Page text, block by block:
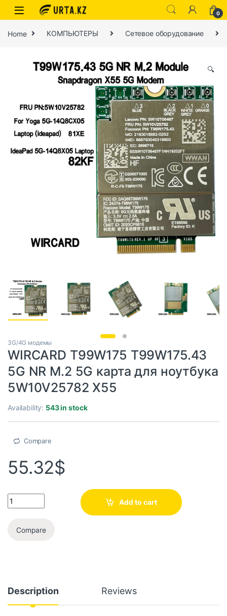
0
Home КОМПЬЮТЕРЫ Сетевое оборудование
🔍
3G/4G модемы
WIRCARD T99W175 T99W175.43
5G NR M.2 5G карта для ноутбука
5W10V25782 X55
Availability: 543 in stock
Compare
55.32$
Add to cart
Compare
Description Reviews